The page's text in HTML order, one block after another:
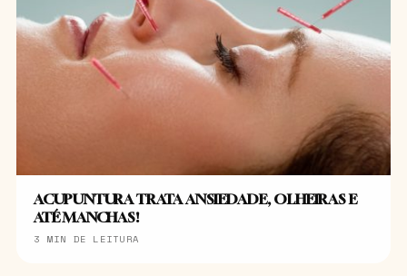
ACUPUNTURA TRATA ANSIEDADE, OLHEIRAS E
ATÉ MANCHAS!
3 MIN DE LEITURA